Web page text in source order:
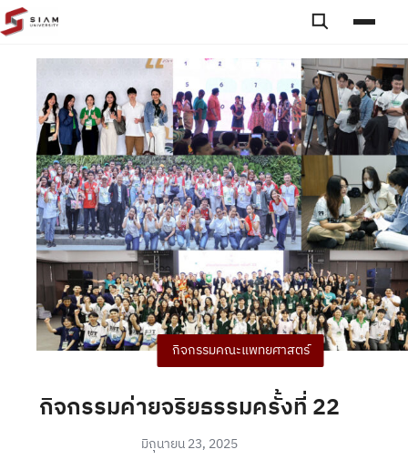
Skip to content
Toggle
กิจกรรมคณะแพทยศาสตร์
กิจกรรมค่ายจริยธรรมครั้งที่ 22
มิถุนายน 23, 2025